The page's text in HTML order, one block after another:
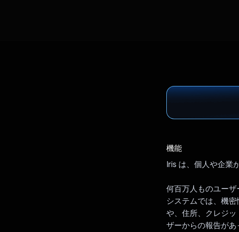
機能
Iris は、個人や企業
何百万人ものユー
システムでは、機
や、住所、クレジ
ザーからの報告が